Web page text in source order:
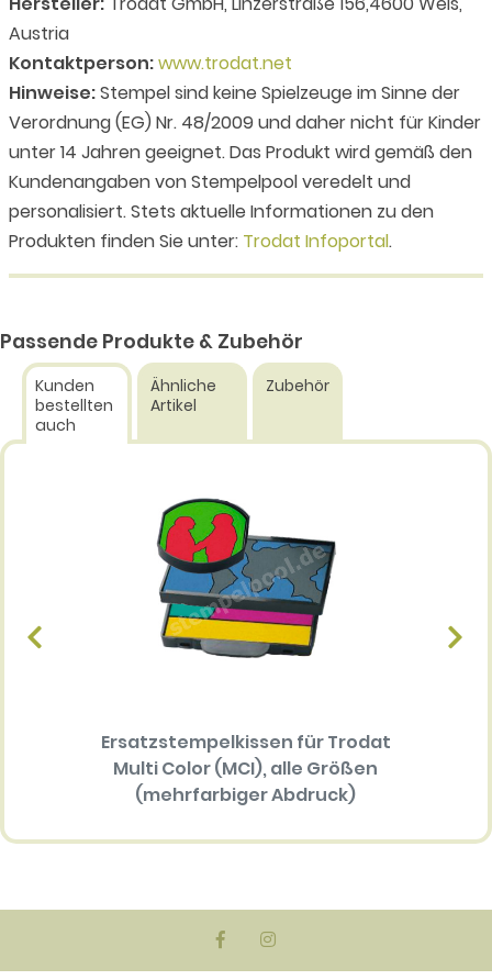
Austria
Kontaktperson:www.trodat.net
Hinweise:Stempel sind keine Spielzeuge im Sinne der
Verordnung (EG) Nr. 48/2009 und daher nicht für Kinder
unter 14 Jahren geeignet. Das Produkt wird gemäß den
Kundenangaben von Stempelpool veredelt und
personalisiert. Stets aktuelle Informationen zu den
Produkten finden Sie unter: Trodat Infoportal.
Passende Produkte & Zubehör
Kunden
bestellten
auch
Ähnliche
Artikel
Zubehör
Ersatzstempelkissen für Trodat
Multi Color (MCI), alle Größen
(mehrfarbiger Abdruck)